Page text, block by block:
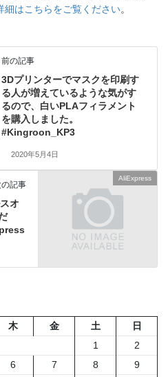
細はこちらをご覧ください。
前の記事
3Dプリンターでマスクを印刷す
る人が増えているような気がす
るので、白いPLAフィラメント
を購入しました。
#Kingroon_KP3
2020年5月4日
AliExpress
の記事
オ
木 金 土
日
1
2
6 7 8
9